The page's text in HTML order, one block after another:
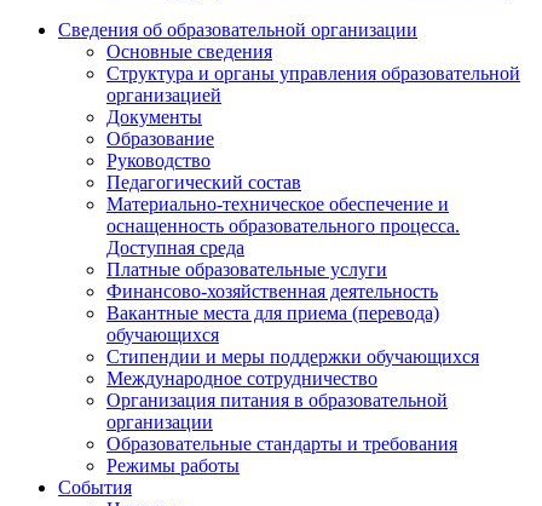
Сведения об образовательной организации
Основные сведения
Структура и органы управления образовательной
организацией
Документы
Образование
Руководство
Педагогический состав
Материально-техническое обеспечение и
оснащенность образовательного процесса.
Доступная среда
Платные образовательные услуги
Финансово-хозяйственная деятельность
Вакантные места для приема (перевода)
обучающихся
Стипендии и меры поддержки обучающихся
Международное сотрудничество
Организация питания в образовательной
организации
Образовательные стандарты и требования
Режимы работы
События